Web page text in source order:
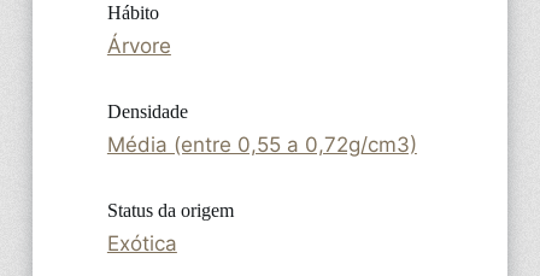
Hábito
Árvore
Densidade
Média (entre 0,55 a 0,72g/cm3)
Status da origem
Exótica